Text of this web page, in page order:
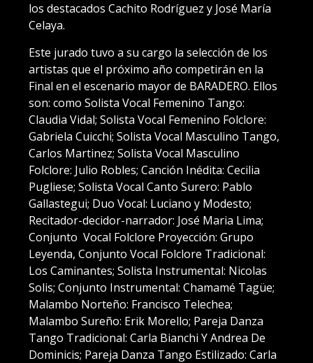
los destacados Cachito Rodríguez y José María
Celaya.
Este jurado tuvo a su cargo la selección de los
artistas que el próximo año competirán en la
Final en el escenario mayor de BARADERO. Ellos
son: como Solista Vocal Femenino Tango:
Claudia Vidal; Solista Vocal Femenino Folclore:
Gabriela Cuicchi; Solista Vocal Masculino Tango,
Carlos Martinez; Solista Vocal Masculino
Folclore: Julio Robles; Canción Inédita: Cecilia
Pugliese; Solista Vocal Canto Surero: Pablo
Gallastegui; Duo Vocal: Luciano y Modesto;
Recitador-decidor-narrador: José Maria Lima;
Conjunto Vocal Folclore Proyección: Grupo
Leyenda, Conjunto Vocal Folclore Tradicional:
Los Caminantes; Solista Instrumental: Nicolas
Solis; Conjunto Instrumental: Chamamé Tagüe;
Malambo Norteño: Francisco Telechea;
Malambo Sureño: Erik Morello; Pareja Danza
Tango Tradicional: Carla Bianchi Y Andrea De
Dominicis; Pareja Danza Tango Estilizado: Carla